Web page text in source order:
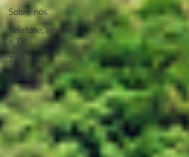
Sobre nós
Telefone, Internet
e TV
Turismo
Moeda